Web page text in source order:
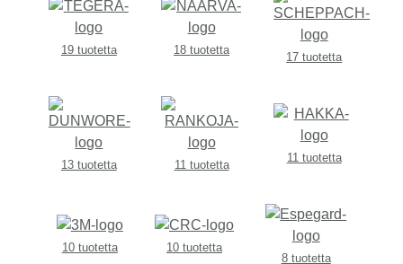
19 tuotetta 18 tuotetta
17 tuotetta
13 tuotetta 11 tuotetta
11 tuotetta
10 tuotetta
10 tuotetta
8 tuotetta